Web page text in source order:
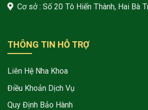
Cơ sở : Số 20 Tô Hiến Thành, Hai Bà
THÔNG TIN HỖ TRỢ
Liên Hệ Nha Khoa
Điều Khoản Dịch Vụ
Quy Định Bảo Hành